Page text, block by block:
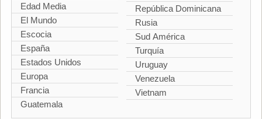
Edad Media
El Mundo
Escocia
España
Estados Unidos
Europa
Francia
Guatemala
República Dominicana
Rusia
Sud América
Turquía
Uruguay
Venezuela
Vietnam